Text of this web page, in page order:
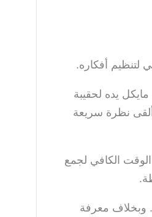
لتنظيم أفكاره.
يده لحقيبة
نظرة سريعة
الوقت الكافي لجمع
نموذجًا قياسيًا يُعطى لجميع الطلاب في سن 17 عامًا. وبخلاف معرفة